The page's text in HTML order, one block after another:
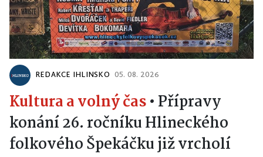
REDAKCE IHLINSKO 05. 08. 2026
Kultura a volný čas• Přípravy
konání 26. ročníku Hlineckého
folkového Špekáčku již vrcholí